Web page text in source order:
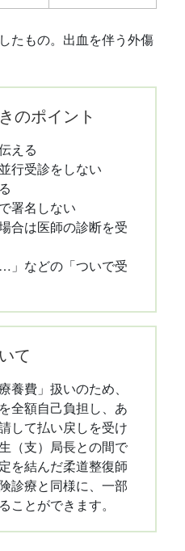
たもの。出血を伴う外傷
のポイント
える
行受診をしない
署名しない
合は医師の診断を受
」などの「ついで受
て
養費」扱いのため、
全額自己負担し、あ
して払い戻しを受け
（支）局長との間で
を結んだ柔道整復師
診療と同様に、一部
ことができます。